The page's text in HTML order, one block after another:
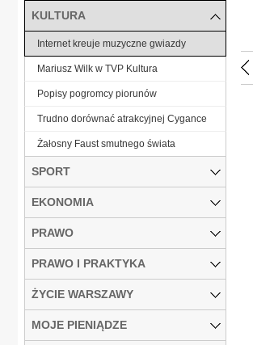
KULTURA
Internet kreuje muzyczne gwiazdy
Mariusz Wilk w TVP Kultura
Popisy pogromcy piorunów
Trudno dorównać atrakcyjnej Cygance
Żałosny Faust smutnego świata
SPORT
EKONOMIA
PRAWO
PRAWO I PRAKTYKA
ŻYCIE WARSZAWY
MOJE PIENIĄDZE